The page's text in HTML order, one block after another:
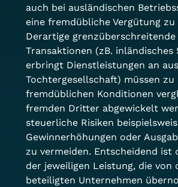
auch bei ausländischen
eine fremdübliche Vergütung zu
Derartige grenzüberschreitende
Transaktionen (zB. inländisches
erbringt Dienstleistungen an
Tochtergesellschaft) müssen zu
fremdüblichen Konditionen
fremden Dritter abgewickelt
steuerliche Risiken
Gewinnerhöhungen oder
zu vermeiden. Entscheidend ist
der jeweiligen Leistung, die von
beteiligten Unternehmen